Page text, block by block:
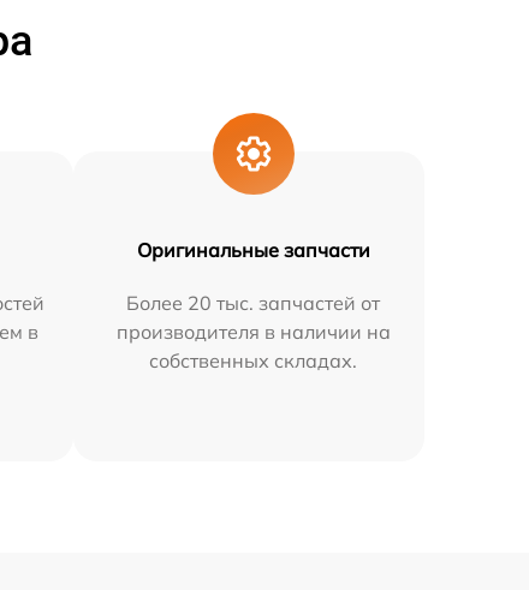
в
Оригинальные запчасти
Более 20 тыс. запчастей от
производителя в наличии на
собственных складах.